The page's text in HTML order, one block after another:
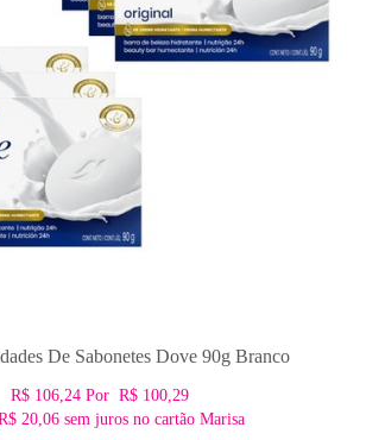
De Sabonetes Dove 90g Branco
R$ 106,24 Por R$ 100,29
20,06sem juros no cartão Marisa